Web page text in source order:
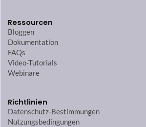
Ressourcen
Bloggen
Dokumentation
FAQs
Video-Tutorials
Webinare
Richtlinien
Datenschutz-Bestimmungen
Nutzungsbedingungen